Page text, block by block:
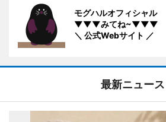
モグハルオフィシャル
▼▼▼みてね~▼▼▼
＼ 公式Webサイト ／
最新ニュース